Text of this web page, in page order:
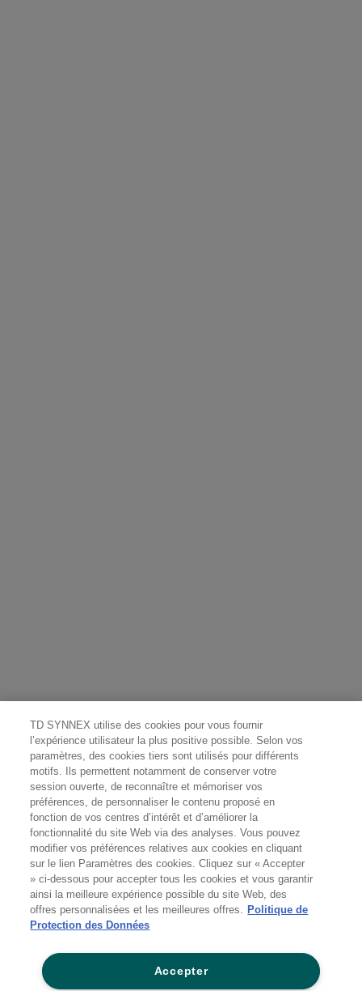
TD SYNNEX utilise des cookies pour vous fournir
l’expérience utilisateur la plus positive possible. Selon vos
paramètres, des cookies tiers sont utilisés pour différents
motifs. Ils permettent notamment de conserver votre
session ouverte, de reconnaître et mémoriser vos
préférences, de personnaliser le contenu proposé en
fonction de vos centres d’intérêt et d’améliorer la
fonctionnalité du site Web via des analyses. Vous pouvez
modifier vos préférences relatives aux cookies en cliquant
sur le lien Paramètres des cookies. Cliquez sur « Accepter
» ci-dessous pour accepter tous les cookies et vous garantir
ainsi la meilleure expérience possible du site Web, des
offres personnalisées et les meilleures offres. Politique de
Protection des Données
Accepter